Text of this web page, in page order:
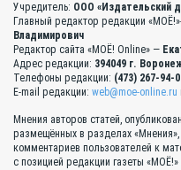
Учредитель: ООО «Издательский
Главный редактор редакции
Владимирович
Редактор сайта «МОЁ! Online» —
Адрес редакции: 394049 г.
Телефоны редакции: (473) 267-94-
E-mail редакции: web@moe-online.ru
Мнения авторов статей,
размещённых в разделах
комментариев пользователей к
с позицией редакции газеты